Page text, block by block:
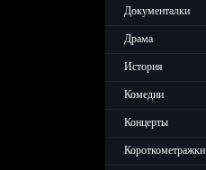
Документалки
Драма
История
Комедии
Концерты
Короткометражки